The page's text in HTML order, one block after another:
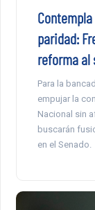
paridad:
reforma
Para la
empujar la
Nacional sin
buscarán
en el Senado.